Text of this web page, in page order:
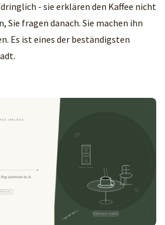
- sie erklären den Kaffee nicht
Sie fragen danach. Sie machen ihn
Es ist eines der beständigsten